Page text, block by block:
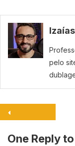
pelo
One Reply